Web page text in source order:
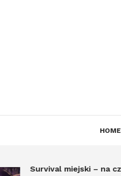
HOME
Survival miejski – na czym